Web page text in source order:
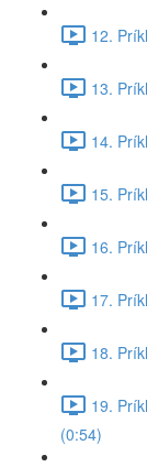
12.
13.
14.
15.
16.
17.
18.
19.
(0:54)